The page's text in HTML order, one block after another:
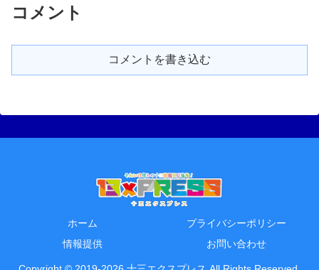
コメント
コメントを書き込む
ホーム
プライバシーポリシー
情報提供
お問い合わせ